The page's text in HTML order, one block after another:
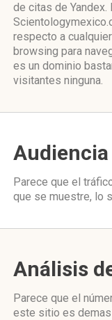
de citas de Yandex.
respecto a
browsing para
es un dominio
visitantes ninguna.
Parece que el
que se muestre, lo
Análisis
Parece que el
este sitio es